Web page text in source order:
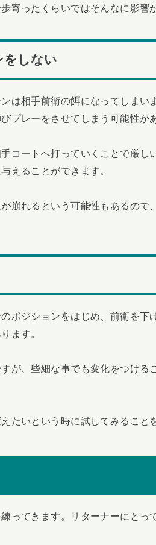
寄ったくらいではそんなに影響
をしない
は相手前衛の餌になってしまい
プレーをさせてしまう可能性が
コートへ打っていくことで厳し
えることができます。
崩れるという可能性もあるので
ポジションをはじめ、前衛を下
ます。
が、些細な事でも変化をつける
たいという時に試してみること
ってきます。リターナーにとっ